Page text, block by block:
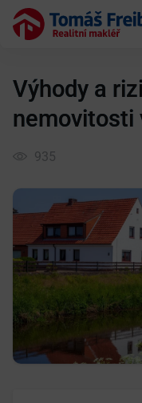
Výhody a
nemovitosti
935